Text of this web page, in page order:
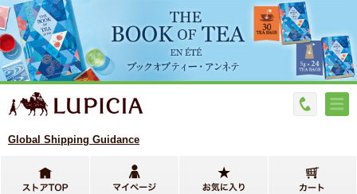
Global Shipping Guidance